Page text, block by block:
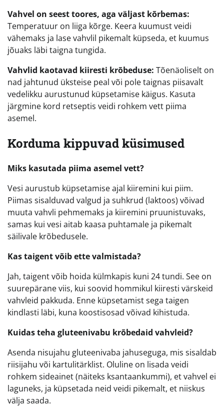
Vahvel on seest toores, aga väljast kõrbemas:
Temperatuur on liiga kõrge. Keera kuumust veidi
vähemaks ja lase vahvlil pikemalt küpseda, et kuumus
jõuaks läbi taigna tungida.
Vahvlid kaotavad kiiresti krõbeduse: Tõenäoliselt on
nad jahtunud üksteise peal või pole taignas piisavalt
vedelikku aurustunud küpsetamise käigus. Kasuta
järgmine kord retseptis veidi rohkem vett piima
asemel.
Korduma kippuvad küsimused
Miks kasutada piima asemel vett?
Vesi aurustub küpsetamise ajal kiiremini kui piim.
Piimas sisalduvad valgud ja suhkrud (laktoos) võivad
muuta vahvli pehmemaks ja kiiremini pruunistuvaks,
samas kui vesi aitab kaasa puhtamale ja pikemalt
säilivale krõbedusele.
Kas taigent võib ette valmistada?
Jah, taigent võib hoida külmkapis kuni 24 tundi. See on
suurepärane viis, kui soovid hommikul kiiresti värskeid
vahvleid pakkuda. Enne küpsetamist sega taigen
kindlasti läbi, kuna koostisosad võivad kihistuda.
Kuidas teha gluteenivabu krõbedaid vahvleid?
Asenda nisujahu gluteenivaba jahuseguga, mis sisaldab
riisijahu või kartulitärklist. Oluline on lisada veidi
rohkem sideainet (näiteks ksantaankummi), et vahvel ei
laguneks, ja küpsetada neid veidi pikemalt, et niiskus
välja saada.